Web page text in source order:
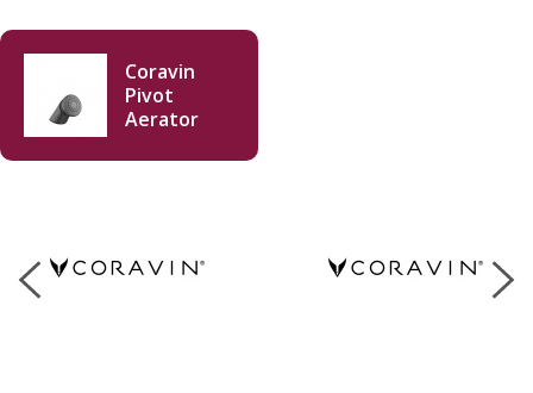
Coravin
Pivot
Aerator